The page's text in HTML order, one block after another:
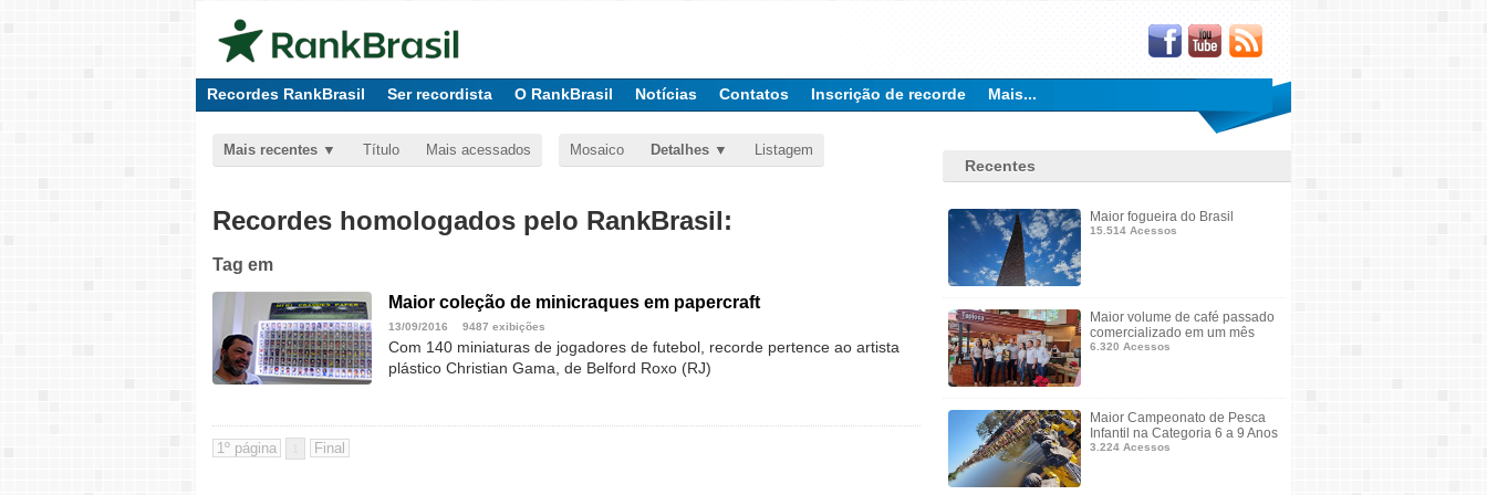
Recordes RankBrasil Ser recordista O RankBrasil Notícias Contatos Inscrição de recorde Mais...
Mais recentes Título Mais acessados Mosaico Detalhes Listagem
Recordes homologados pelo RankBrasil:
Tag em
Maior coleção de minicraques em papercraft
13/09/2016 9487 exibições
Com 140 miniaturas de jogadores de futebol, recorde pertence ao artista
plástico Christian Gama, de Belford Roxo (RJ)
Recentes
Maior fogueira do Brasil
15.514 Acessos
Maior volume de café passado
comercializado em um mês
6.320 Acessos
Maior Campeonato de Pesca
Infantil na Categoria 6 a 9 Anos
3.224 Acessos